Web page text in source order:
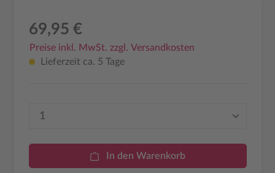
69,95 €
Preise inkl. MwSt. zzgl. Versandkosten
Lieferzeit ca. 5 Tage
Produkt Anzahl: Gib den gewünschten
In den Warenkorb